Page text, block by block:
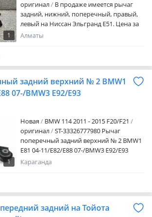
1
оригинал
В продаже имеется рычаг
задний, нижний, поперечный, правый,
левый на Ниссан Эльгранд Е51. Цена за
одну штуку. Привозной из Японии, в
в нашем магазине широкий выбор
новых и б/у запчастей, оригинал и
дубликат на NISSAN: Terrano, Elgrand,
химия и аксессуары. Работаем со всеми
регионами РК и ближнего зарубежья.
Есть услуга "запчасти на заказ ". При
магазине свой Автосервис. Пр-т
Райымбека 312б, уг. Ул. Брусиловского,
Алматы
задний верхний № 2 BMW1
07-/BMW3 E92/E93
1
Новая
BMW 114 2011 - 2015 F20/F21
оригинал
ST-33326777980 Рычаг
поперечный задний верхний № 2 BMW1
E81 04-11/E82/E88 07-/BMW3 E92/E93
06-/X1 09 — BMW 114 2011-2015 Наличие
Караганда
задний на Тойота